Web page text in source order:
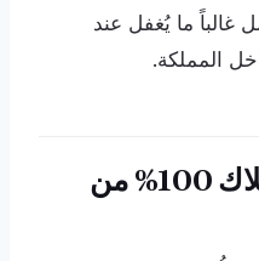
غالباً ما يُغفل عند
المملكة.
هل يمكن للأجنبي امتلاك 100% من